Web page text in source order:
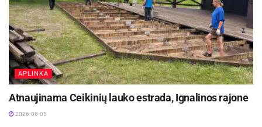
APLINKA
Atnaujinama Ceikinių lauko estrada, Ignalinos rajone
2026-08-05